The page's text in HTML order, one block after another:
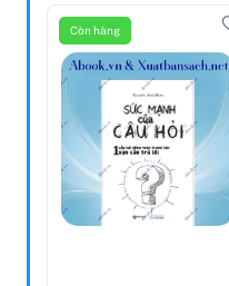
Còn hàng